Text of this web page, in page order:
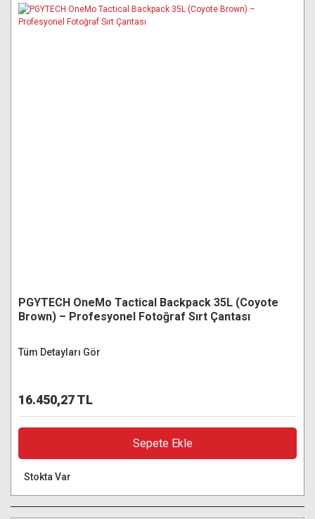
PGYTECH OneMo Tactical Backpack 35L (Coyote
Brown) – Profesyonel Fotoğraf Sırt Çantası
Tüm Detayları Gör
16.450,27 TL
Sepete Ekle
Stokta Var